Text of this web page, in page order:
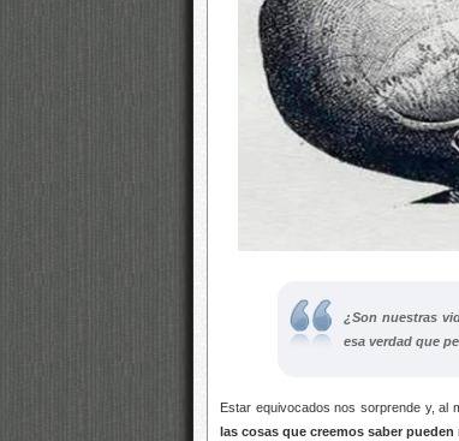
¿Son nuestras
esa verdad que
Estar equivocados nos sorprende y, al
las cosas que creemos saber